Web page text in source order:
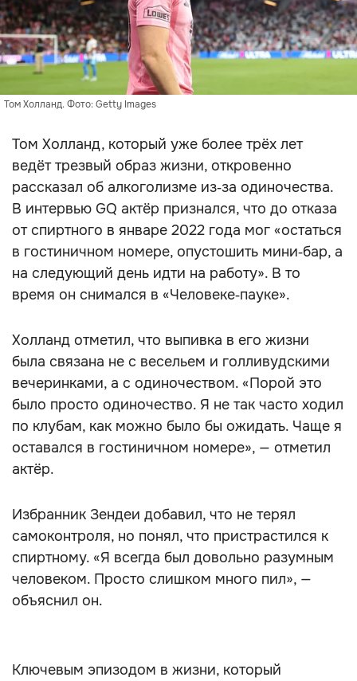
Том Холланд. Фото: Getty Images
Том Холланд, который уже более трёх лет
ведёт трезвый образ жизни, откровенно
рассказал об алкоголизме из‑за одиночества.
В интервью GQ актёр признался, что до отказа
от спиртного в январе 2022 года мог «остаться
в гостиничном номере, опустошить мини‑бар, а
на следующий день идти на работу». В то
время он снимался в «Человеке‑пауке».
Холланд отметил, что выпивка в его жизни
была связана не с весельем и голливудскими
вечеринками, а с одиночеством. «Порой это
было просто одиночество. Я не так часто ходил
по клубам, как можно было бы ожидать. Чаще я
оставался в гостиничном номере», — отметил
актёр.
Избранник Зендеи добавил, что не терял
самоконтроля, но понял, что пристрастился к
спиртному. «Я всегда был довольно разумным
человеком. Просто слишком много пил», —
объяснил он.
Ключевым эпизодом в жизни, который